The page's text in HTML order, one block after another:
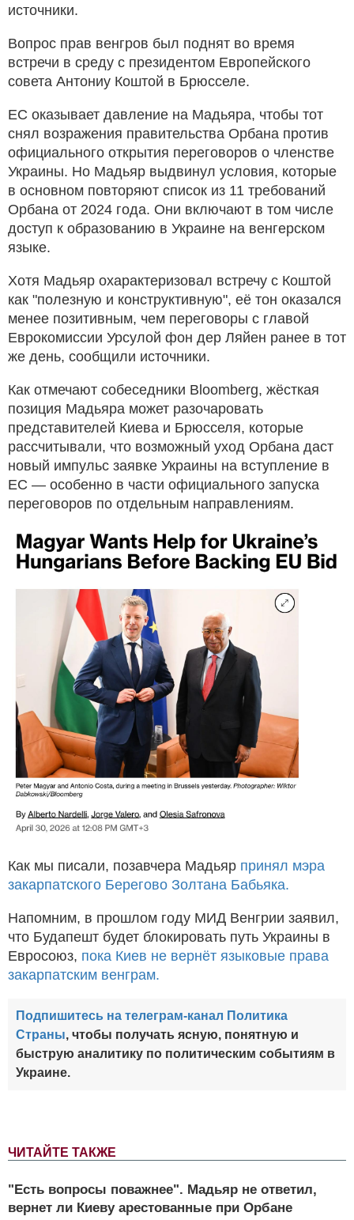
ЧИТАЙТЕ ТАКЖЕ
"Есть вопросы поважнее". Мадьяр не ответил,
вернет ли Киеву арестованные при Орбане
источники.
Вопрос прав венгров был поднят во время
встречи в среду с президентом Европейского
совета Антониу Коштой в Брюсселе.
ЕС оказывает давление на Мадьяра, чтобы тот
снял возражения правительства Орбана против
официального открытия переговоров о членстве
Украины. Но Мадьяр выдвинул условия, которые
в основном повторяют список из 11 требований
Орбана от 2024 года. Они включают в том числе
доступ к образованию в Украине на венгерском
языке.
Хотя Мадьяр охарактеризовал встречу с Коштой
как "полезную и конструктивную", её тон оказался
менее позитивным, чем переговоры с главой
Еврокомиссии Урсулой фон дер Ляйен ранее в тот
же день, сообщили источники.
Как отмечают собеседники Bloomberg, жёсткая
позиция Мадьяра может разочаровать
представителей Киева и Брюсселя, которые
рассчитывали, что возможный уход Орбана даст
новый импульс заявке Украины на вступление в
ЕС — особенно в части официального запуска
переговоров по отдельным направлениям.
Как мы писали, позавчера Мадьяр принял мэра
закарпатского Берегово Золтана Бабьяка.
Напомним, в прошлом году МИД Венгрии заявил,
что Будапешт будет блокировать путь Украины в
Евросоюз, пока Киев не вернёт языковые права
закарпатским венграм.
Подпишитесь на телеграм-канал Политика
Страны, чтобы получать ясную, понятную и
быструю аналитику по политическим событиям в
Украине.